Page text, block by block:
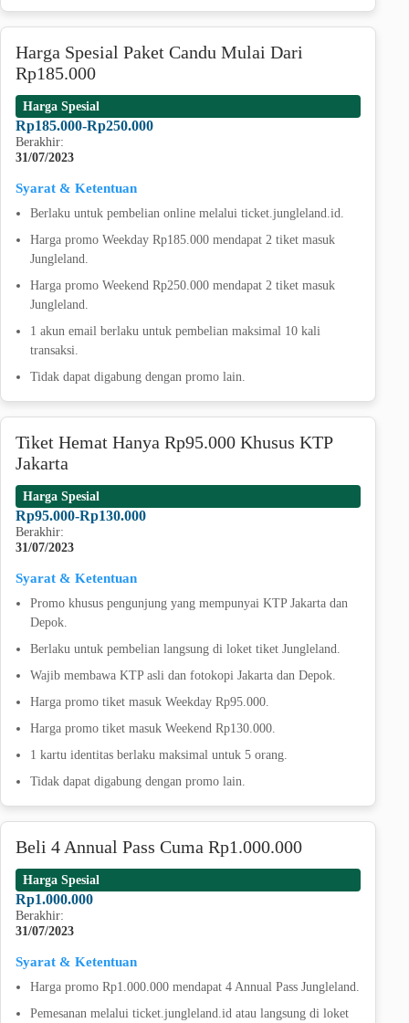
Harga Spesial Paket Candu Mulai Dari
Rp185.000
Harga Spesial
Rp185.000-Rp250.000
Berakhir:
31/07/2023
Syarat & Ketentuan
Berlaku untuk pembelian online melalui ticket.jungleland.id.
Harga promo Weekday Rp185.000 mendapat 2 tiket masuk
Jungleland.
Harga promo Weekend Rp250.000 mendapat 2 tiket masuk
Jungleland.
1 akun email berlaku untuk pembelian maksimal 10 kali
transaksi.
Tidak dapat digabung dengan promo lain.
Tiket Hemat Hanya Rp95.000 Khusus KTP
Jakarta
Harga Spesial
Rp95.000-Rp130.000
Berakhir:
31/07/2023
Syarat & Ketentuan
Promo khusus pengunjung yang mempunyai KTP Jakarta dan
Depok.
Berlaku untuk pembelian langsung di loket tiket Jungleland.
Wajib membawa KTP asli dan fotokopi Jakarta dan Depok.
Harga promo tiket masuk Weekday Rp95.000.
Harga promo tiket masuk Weekend Rp130.000.
1 kartu identitas berlaku maksimal untuk 5 orang.
Tidak dapat digabung dengan promo lain.
Beli 4 Annual Pass Cuma Rp1.000.000
Harga Spesial
Rp1.000.000
Berakhir:
31/07/2023
Syarat & Ketentuan
Harga promo Rp1.000.000 mendapat 4 Annual Pass Jungleland.
Pemesanan melalui ticket.jungleland.id atau langsung di loket